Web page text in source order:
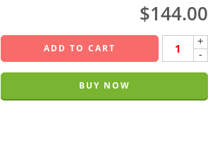
$144.00
+
-
ADD TO CART
BUY NOW